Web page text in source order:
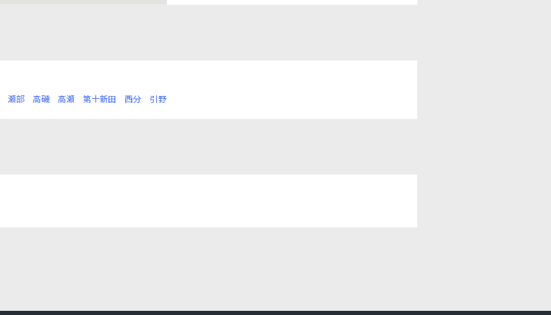
瀬部 高磯 高瀬 第十新田 西分 引野